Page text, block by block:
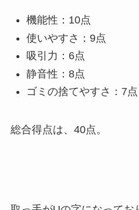
機能性：10点
使いやすさ：9点
吸引力：6点
静音性：8点
ゴミの捨てやすさ：7点
総合得点は、40点。